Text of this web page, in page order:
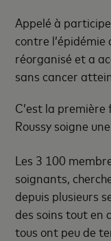
Appelé à
contre l’épidémie
réorganisé et a
sans cancer
C’est la
Roussy soigne
Les 3 100
soignants,
depuis plusieurs
des soins tout en
tous ont peu de